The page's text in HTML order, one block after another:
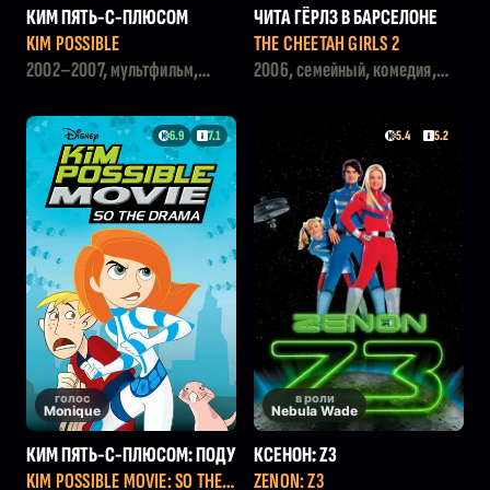
КИМ ПЯТЬ-С-ПЛЮСОМ
KIM POSSIBLE
2002–2007, мультфильм,
ЧИТА ГЁРЛЗ В БАРСЕЛОНЕ
THE CHEETAH GIRLS 2
2006, семейный, комедия,
6.9 7.1
голос
Monique
КИМ ПЯТЬ-С-ПЛЮСОМ: ПОДУ
МАЕШЬ, ТРАГЕДИЯ
KIM POSSIBLE MOVIE: SO THE D
5.4 5.2
в роли
Nebula Wade
КСЕНОН: Z3
ZENON: Z3